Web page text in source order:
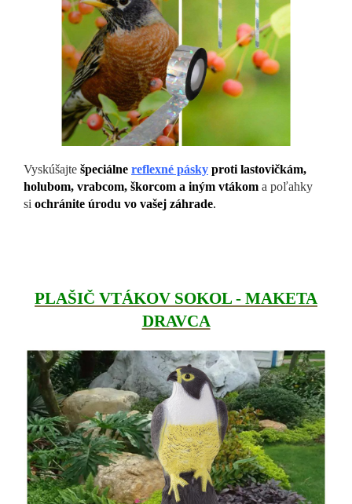
Vyskúšajte špeciálne reflexné pásky proti lastovičkám,
holubom, vrabcom, škorcom a iným vtákom a poľahky
si ochránite úrodu vo vašej záhrade.
PLAŠIČ VTÁKOV SOKOL - MAKETA
DRAVCA